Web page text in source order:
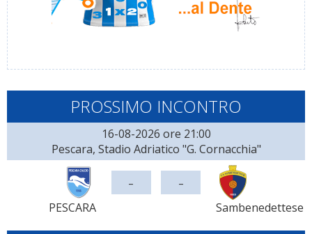
PROSSIMO INCONTRO
16-08-2026 ore 21:00
Pescara, Stadio Adriatico "G. Cornacchia"
PESCARA
- -
Sambenedettese